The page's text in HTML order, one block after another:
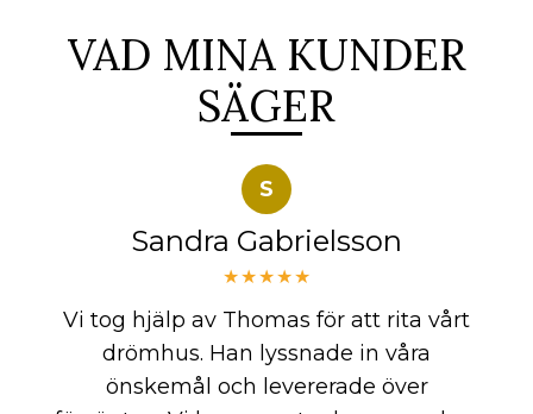
VAD MINA KUNDER
SÄGER
S
Sandra Gabrielsson
★★★★★
Vi tog hjälp av Thomas för att rita vårt
drömhus. Han lyssnade in våra
önskemål och levererade över